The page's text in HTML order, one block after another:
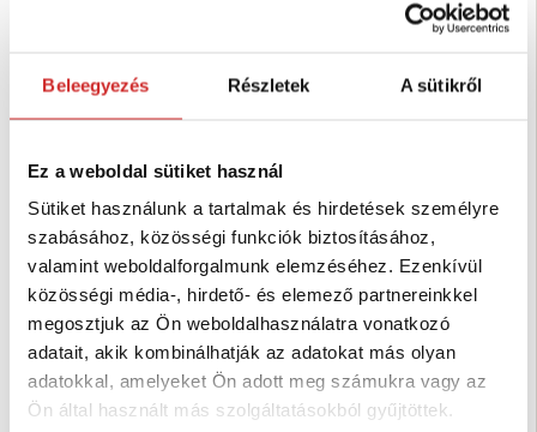
Beleegyezés Részletek A sütikről
Ez a weboldal sütiket használ
Sütiket használunk a tartalmak és hirdetések személyre
szabásához, közösségi funkciók biztosításához,
valamint weboldalforgalmunk elemzéséhez. Ezenkívül
közösségi média-, hirdető- és elemező partnereinkkel
megosztjuk az Ön weboldalhasználatra vonatkozó
adatait, akik kombinálhatják az adatokat más olyan
adatokkal, amelyeket Ön adott meg számukra vagy az
Ön által használt más szolgáltatásokból gyűjtöttek.
Lanex Polipropilén zsineg fehér
250g
1 878 Ft
Súly (g): 250 g
Szín: Fehér
Raktáron 18 db
Kosárba
Lanex Polipropilén zsineg fehér
50g
469 Ft
Súly (g): 50 g
Szín: Fehér
Raktáron 56 db
Kosárba